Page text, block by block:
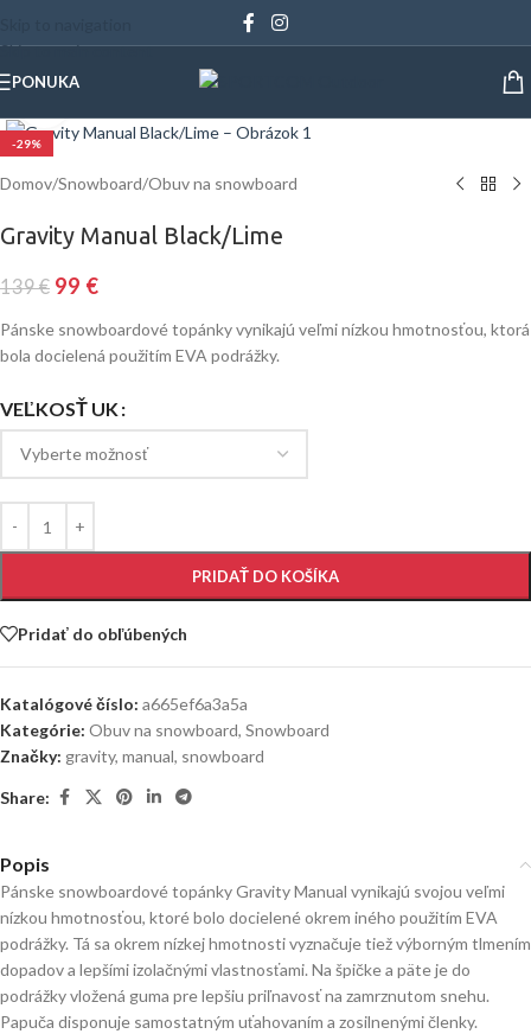
Skip to main content
PONUKA
-29%
Domov/Snowboard/Obuv na snowboard
Gravity Manual Black/Lime
139€ 99 €
Pánske snowboardové topánky vynikajú veľmi nízkou hmotnosťou, ktorá
bola docielená použitím EVA podrážky.
VEĽKOSŤ UK
PRIDAŤ DO KOŠÍKA
Pridať do obľúbených
Katalógové číslo: a665ef6a3a5a
Kategórie: Obuv na snowboard, Snowboard
Značky: gravity, manual, snowboard
Share:
Popis
Pánske snowboardové topánky Gravity Manual vynikajú svojou veľmi
nízkou hmotnosťou, ktoré bolo docielené okrem iného použitím EVA
podrážky. Tá sa okrem nízkej hmotnosti vyznačuje tiež výborným tlmením
dopadov a lepšími izolačnými vlastnosťami. Na špičke a päte je do
podrážky vložená guma pre lepšiu priľnavosť na zamrznutom snehu.
Papuča disponuje samostatným uťahovaním a zosilnenými členky.